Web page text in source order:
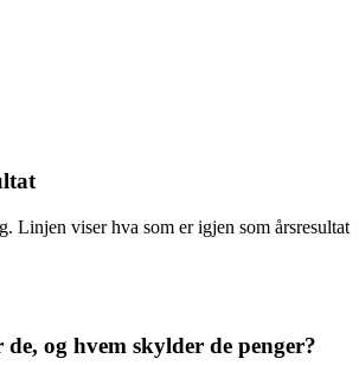
Linjen viser hva som er igjen som årsresultat
de, og hvem skylder de penger?